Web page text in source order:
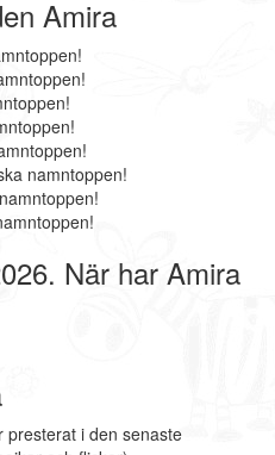
Amira
namntoppen!
När har Amira
presterat i den senaste